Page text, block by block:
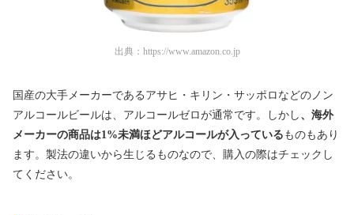
出典： https://www.amazon.co.jp
国産の大手メーカーであるアサヒ・キリン・サッポロなどのノン
アルコールビールは、アルコールゼロが通常です。しかし 、海外
メーカーの商品は1%未満ほどアルコールが入っている ものもあり
ます。製法の違いから生じるものなので、購入の際はチェックし
てください。